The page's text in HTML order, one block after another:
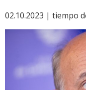
02.10.2023 | tiempo